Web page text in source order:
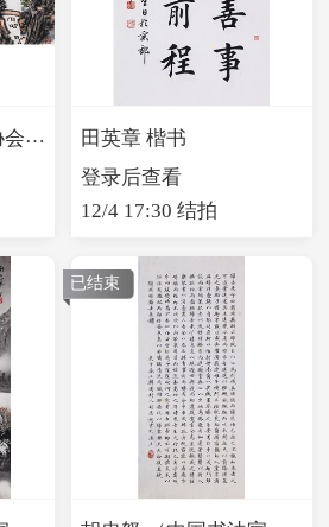
晁海（中国美术家协会会员） 春江晨曲
田英章 楷书
登录后查看
12/4 17:30 结拍
已结束